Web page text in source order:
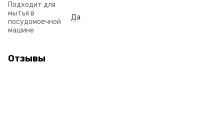
Подходит для
мытья в
посудомоечной
машине
Да
Отзывы